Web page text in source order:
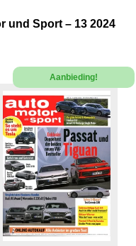
und Sport – 13 2024
Aanbieding!